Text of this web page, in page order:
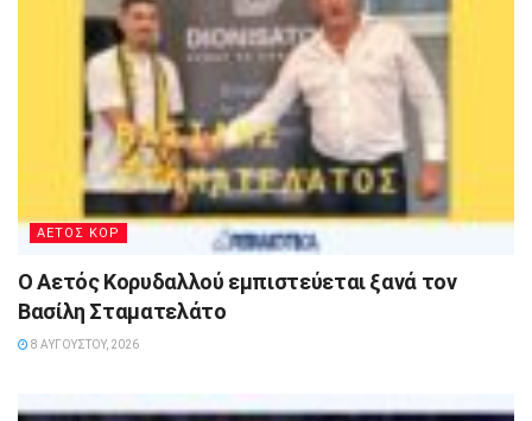
ΑΕΤΟΣ ΚΟΡ
Ο Αετός Κορυδαλλού εμπιστεύεται ξανά τον
Βασίλη Σταματελάτο
8 ΑΥΓΟΎΣΤΟΥ, 2026